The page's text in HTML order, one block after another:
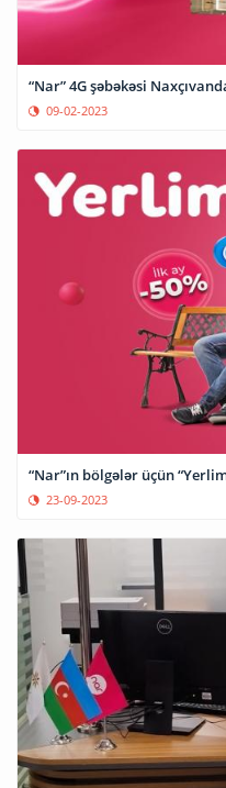
“Nar” 4G şəbəkəsi
09-02-2023
“Nar”ın bölgələr üçün
23-09-2023